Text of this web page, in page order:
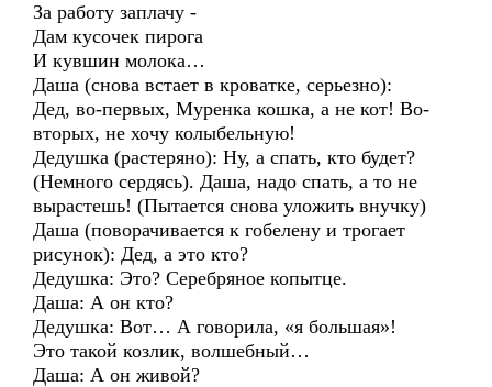
За работу заплачу -
Дам кусочек пирога
И кувшин молока…
Даша (снова встает в кроватке, серьезно):
Дед, во-первых, Муренка кошка, а не кот! Во-
вторых, не хочу колыбельную!
Дедушка (растеряно): Ну, а спать, кто будет?
(Немного сердясь). Даша, надо спать, а то не
вырастешь! (Пытается снова уложить внучку)
Даша (поворачивается к гобелену и трогает
рисунок): Дед, а это кто?
Дедушка: Это? Серебряное копытце.
Даша: А он кто?
Дедушка: Вот… А говорила, «я большая»!
Это такой козлик, волшебный…
Даша: А он живой?